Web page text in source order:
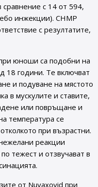
сравнение с 14 от 594,
инжекции). CHMP
с резултатите,
юноши са подобни на
18 години. Те включват
и подуване на мястото
в мускулите и ставите,
или повръщане и
температура се
при възрастни.
реакции
тежест и отзвучават в
от Nuvaxovid при